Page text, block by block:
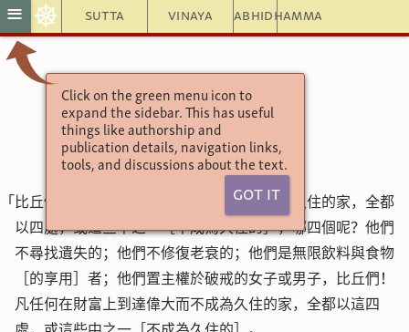
Sutta Vinaya Abhidhamma
≡ ☸
Click on the green menu icon to
expand the sidebar. This has useful
things like authorship and
publication details, navigation links,
tools, and discussions about the text.
Got It
增支部4集258經
家經
「比丘們！凡任何在財富上到達偉大而不成為久住的家，全都
以四處，或這些中之一［不成為久住的］，哪四個呢？他們
不尋找遺失的；他們不修復老衰的；他們是無限飲料與食物
［的享用］者；他們置主權於破戒的女子或男子，比丘們！
凡任何在財富上到達偉大而不成為久住的家，全都以這四